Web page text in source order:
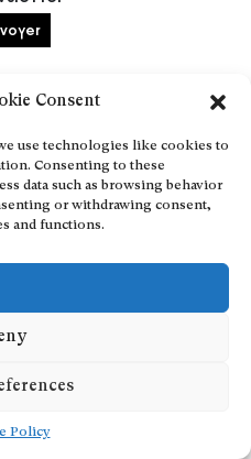
Consent
use technologies like cookies to
Consenting to these
data such as browsing behavior
or withdrawing consent,
and functions.
Policy